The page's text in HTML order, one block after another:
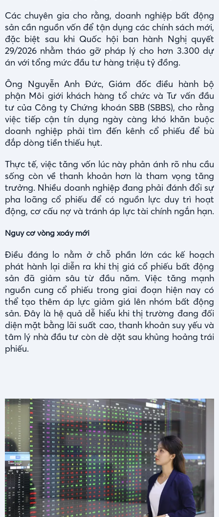
Các chuyên gia cho rằng, doanh nghiệp bất động
sản cần nguồn vốn để tận dụng các chính sách mới,
đặc biệt sau khi Quốc hội ban hành Nghị quyết
29/2026 nhằm tháo gỡ pháp lý cho hơn 3.300 dự
án với tổng mức đầu tư hàng triệu tỷ đồng.
Ông Nguyễn Anh Đức, Giám đốc điều hành bộ
phận Môi giới khách hàng tổ chức và Tư vấn đầu
tư của Công ty Chứng khoán SBB (SBBS), cho rằng
việc tiếp cận tín dụng ngày càng khó khăn buộc
doanh nghiệp phải tìm đến kênh cổ phiếu để bù
đắp dòng tiền thiếu hụt.
Thực tế, việc tăng vốn lúc này phản ánh rõ nhu cầu
sống còn về thanh khoản hơn là tham vọng tăng
trưởng. Nhiều doanh nghiệp đang phải đánh đổi sự
pha loãng cổ phiếu để có nguồn lực duy trì hoạt
động, cơ cấu nợ và tránh áp lực tài chính ngắn hạn.
Nguy cơ vòng xoáy mới
Điều đáng lo nằm ở chỗ phần lớn các kế hoạch
phát hành lại diễn ra khi thị giá cổ phiếu bất động
sản đã giảm sâu từ đầu năm. Việc tăng mạnh
nguồn cung cổ phiếu trong giai đoạn hiện nay có
thể tạo thêm áp lực giảm giá lên nhóm bất động
sản. Đây là hệ quả dễ hiểu khi thị trường đang đối
diện mặt bằng lãi suất cao, thanh khoản suy yếu và
tâm lý nhà đầu tư còn dè dặt sau khủng hoảng trái
phiếu.